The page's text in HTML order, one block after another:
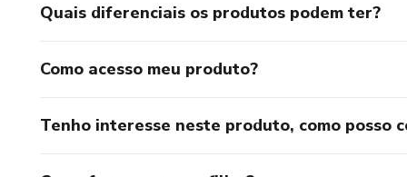
Quais diferenciais os produtos podem ter?
Como acesso meu produto?
Tenho interesse neste produto, como posso